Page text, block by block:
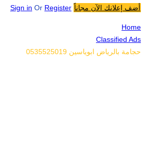
Sign in Or Register أضف إعلانك الآن مجاناً
Home
Classified Ads
حجامة بالرياض ابوياسين 0535525019